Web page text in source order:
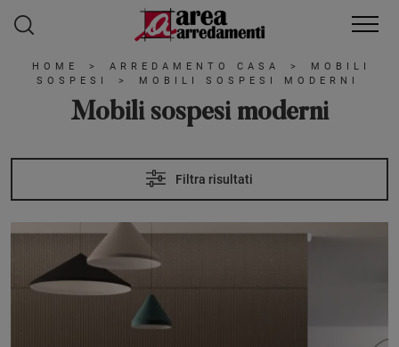
HOME > ARREDAMENTO CASA >
MOBILI
SOSPESI
> MOBILI SOSPESI MODERNI
Mobili sospesi moderni
Filtra risultati